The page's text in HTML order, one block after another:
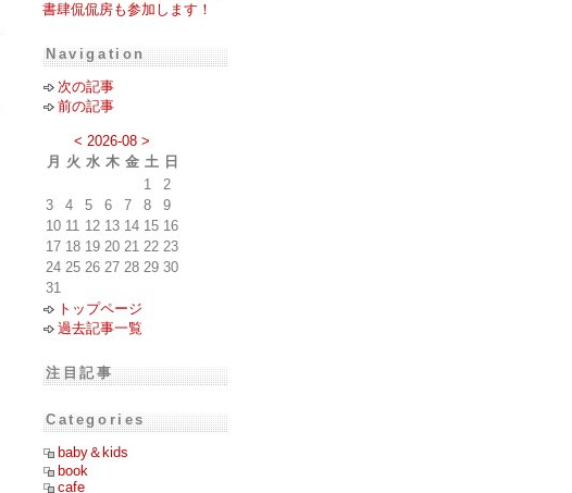
書肆侃侃房も参加します！
Navigation
次の記事
前の記事
< 2026-08 >
月
火 水 木 金 土 日
1
2
3
4 5 6 7 8
9
10 11 12 13 14 15 16
17 18 19 20 21 22 23
24 25 26 27 28 29 30
31
トップページ
過去記事一覧
注目記事
Categories
baby＆kids
book
cafe